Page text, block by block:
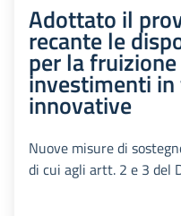
Adottato il
recante le
per la
investimenti
innovative
Nuove misure di
di cui agli artt. 2 e 3 del